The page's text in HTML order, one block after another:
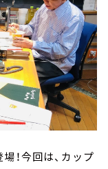
！今回は、カップ